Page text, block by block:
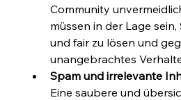
Community
müssen in der Lage
und fair zu lösen und
unangebrachtes
Spam und irrelevante
Eine saubere und